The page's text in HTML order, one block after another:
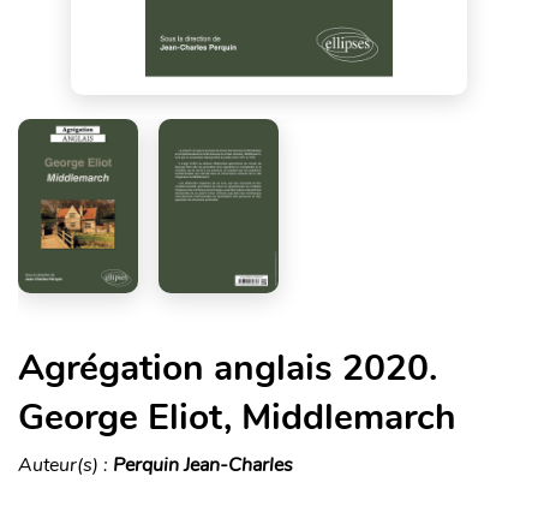
Agrégation anglais 2020.
George Eliot, Middlemarch
Auteur(s) : Perquin Jean-Charles